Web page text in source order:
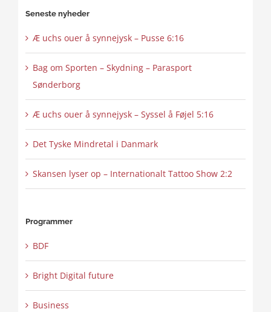
Seneste nyheder
Æ uchs ouer å synnejysk – Pusse 6:16
Bag om Sporten – Skydning – Parasport
Sønderborg
Æ uchs ouer å synnejysk – Syssel å Føjel 5:16
Det Tyske Mindretal i Danmark
Skansen lyser op – Internationalt Tattoo Show 2:2
Programmer
BDF
Bright Digital future
Business